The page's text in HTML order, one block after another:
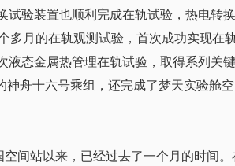
验装置也顺利完成在轨试验，热电转
多月的在轨观测试验，首次成功实现在
态金属热管理在轨试验，取得系列关键
神舟十六号乘组，还完成了梦天实验舱
间站以来，已经过去了一个月的时间